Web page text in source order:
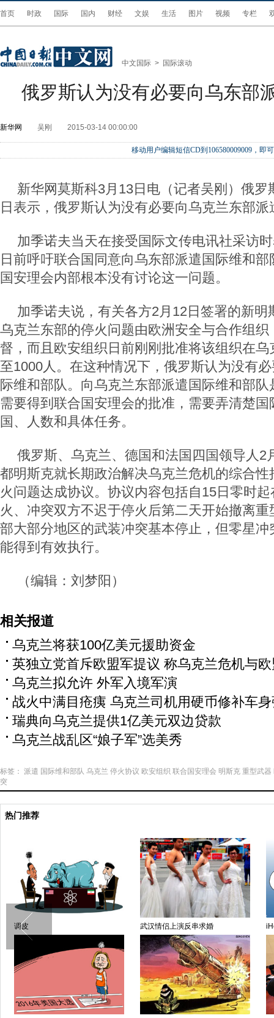
首页 时政 国际 国内 财经 文娱 生活 图片 视频 专栏
中文国际 > 国际滚动
俄罗斯认为没有必要向乌东部
新华网 吴刚 2015-03-14 00:00:00
移动用户编辑短信CD到106580009009，即
新华网莫斯科3月13日电（记者吴刚）俄罗
日表示，俄罗斯认为没有必要向乌克兰东部
加季诺夫当天在接受国际文传电讯社采访
日前呼吁联合国同意向乌东部派遣国际维和
国安理会内部根本没有讨论这一问题。
加季诺夫说，有关各方2月12日签署的新明
乌克兰东部的停火问题由欧洲安全与合作组
督，而且欧安组织日前刚刚批准将该组织在
至1000人。在这种情况下，俄罗斯认为没有
际维和部队。向乌克兰东部派遣国际维和部
需要得到联合国安理会的批准，需要弄清楚
国、人数和具体任务。
俄罗斯、乌克兰、德国和法国四国领导人2
都明斯克就长期政治解决乌克兰危机的综合
火问题达成协议。协议内容包括自15日零时
火、冲突双方不迟于停火后第二天开始撤离
部大部分地区的武装冲突基本停止，但零星
能得到有效执行。
（编辑：刘梦阳）
相关报道
乌克兰将获100亿美元援助资金
英独立党首斥欧盟军提议 称乌克兰危机与
乌克兰拟允许 外军入境军演
战火中满目疮痍 乌克兰司机用硬币修补车
瑞典向乌克兰提供1亿美元双边贷款
乌克兰战乱区“娘子军”选美秀
标签： 派遣 国际维和部队 乌克兰 停火协议 欧安组织 联合国安理会 明斯克 重型武器
突
热门推荐
调皮 武汉情侣上演反串求婚